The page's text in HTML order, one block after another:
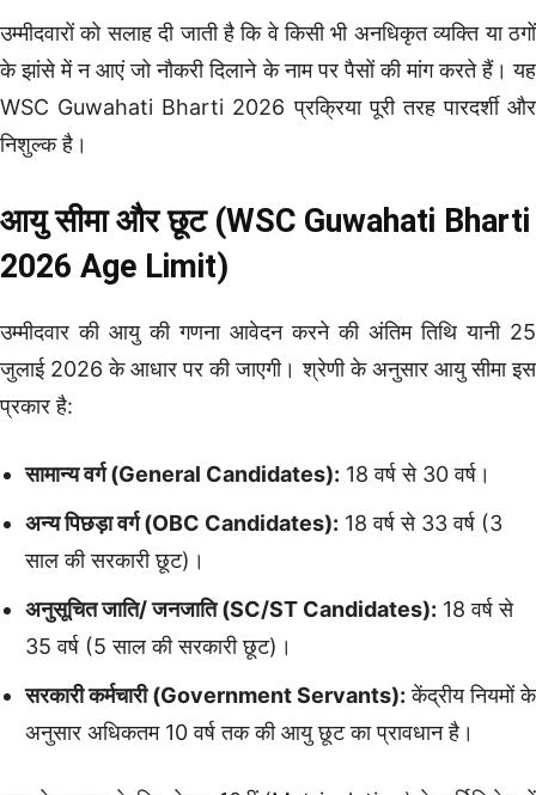
उम्मीदवारों को सलाह दी जाती है कि वे किसी भी अनधिकृत व्यक्ति या ठगों
के झांसे में न आएं जो नौकरी दिलाने के नाम पर पैसों की मांग करते हैं। यह
WSC Guwahati Bharti 2026 प्रक्रिया पूरी तरह पारदर्शी और
निशुल्क है।
आयु सीमा और छूट (WSC Guwahati Bharti
2026 Age Limit)
उम्मीदवार की आयु की गणना आवेदन करने की अंतिम तिथि यानी 25
जुलाई 2026 के आधार पर की जाएगी। श्रेणी के अनुसार आयु सीमा इस
प्रकार है:
सामान्य वर्ग (General Candidates): 18 वर्ष से 30 वर्ष।
अन्य पिछड़ा वर्ग (OBC Candidates): 18 वर्ष से 33 वर्ष (3
साल की सरकारी छूट)।
अनुसूचित जाति/ जनजाति (SC/ST Candidates): 18 वर्ष से
35 वर्ष (5 साल की सरकारी छूट)।
सरकारी कर्मचारी (Government Servants): केंद्रीय नियमों के
अनुसार अधिकतम 10 वर्ष तक की आयु छूट का प्रावधान है।